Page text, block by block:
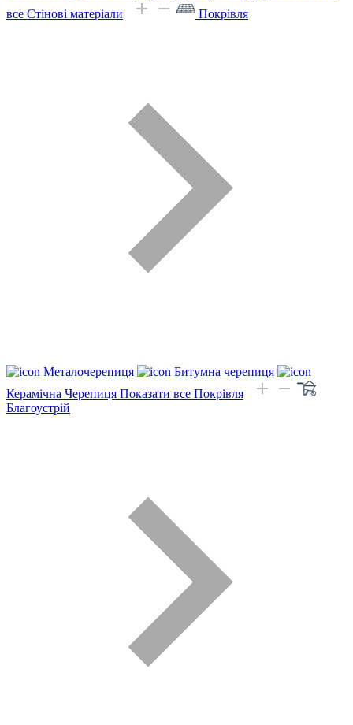
все Стінові матеріали
Покрівля
Металочерепиця
Битумна черепиця
Керамічна Черепиця Показати все Покрівля
Благоустрій